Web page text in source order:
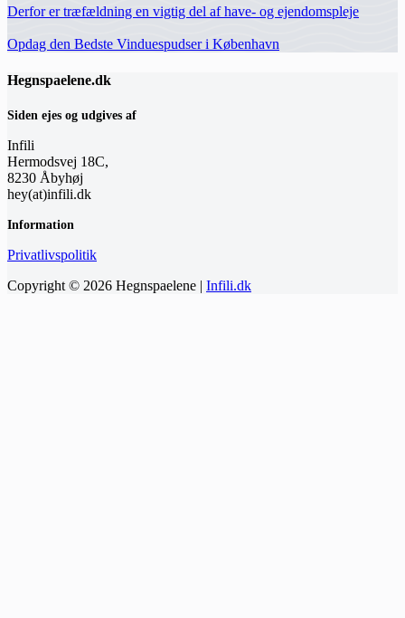
Derfor er træfældning en vigtig del af have- og ejendomspleje
Opdag den Bedste Vinduespudser i København
Hegnspaelene.dk
Siden ejes og udgives af
Infili
Hermodsvej 18C,
8230 Åbyhøj
hey(at)infili.dk
Information
Privatlivspolitik
Copyright © 2026 Hegnspaelene | Infili.dk